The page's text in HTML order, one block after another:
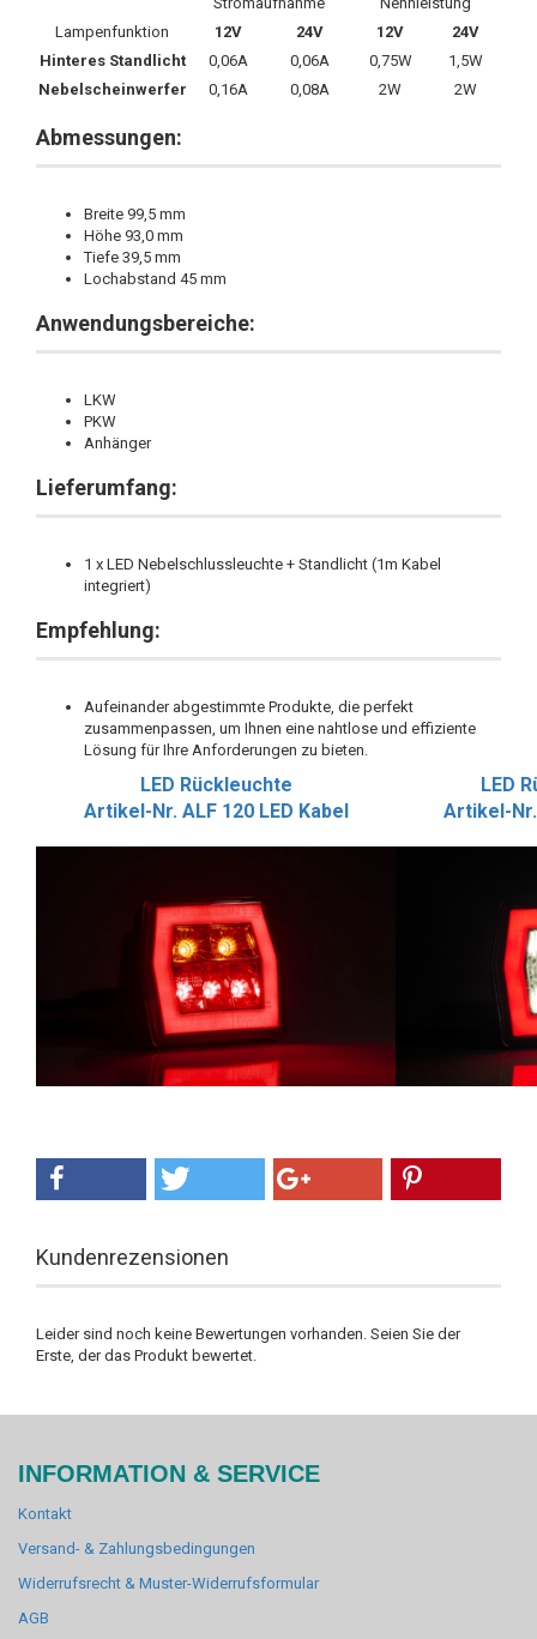
Lampenfunktion
12V 24V 12V
24V
Hinteres Standlicht
0,06A 0,06A 0,75W
1,5W
Nebelscheinwerfer
0,16A 0,08A 2W 2W
Abmessungen:
Breite 99,5 mm
Höhe 93,0 mm
Tiefe 39,5 mm
Lochabstand 45 mm
Anwendungsbereiche:
LKW
PKW
Anhänger
Lieferumfang:
1 x LED Nebelschlussleuchte + Standlicht (1m Kabel
integriert)
Empfehlung:
Aufeinander abgestimmte Produkte, die perfekt
zusammenpassen, um Ihnen eine nahtlose und effiziente
Lösung für Ihre Anforderungen zu bieten.
LED Rückleuchte
Artikel-Nr. ALF 120 LED Kabel
LED
Artikel-Nr.
Kundenrezensionen
Leider sind noch keine Bewertungen vorhanden. Seien Sie der
Erste, der das Produkt bewertet.
INFORMATION & SERVICE
Kontakt
Versand- & Zahlungsbedingungen
Widerrufsrecht & Muster-Widerrufsformular
AGB